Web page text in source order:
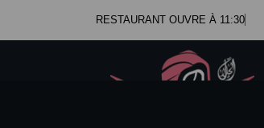
RESTAURANT OUVRE À 11:30